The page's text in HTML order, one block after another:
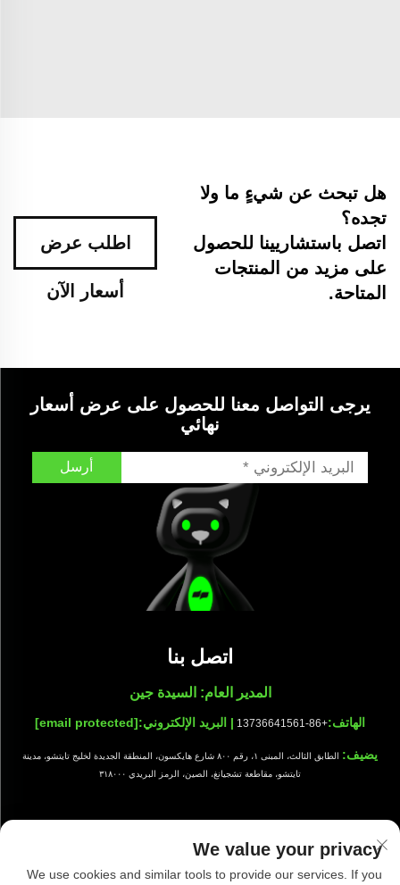
هل تبحث عن شيءٍ ما ولا
تجده؟
اتصل باستشاريينا للحصول
على مزيد من المنتجات
المتاحة.
اطلب عرض
أسعار الآن
يرجى التواصل معنا للحصول على عرض أسعار
نهائي
أرسل
اتصل بنا
المدير العام: السيدة جين
الهاتف:+86-13736641561 | البريد الإلكتروني:[email protected]
يضيف:
الطابق الثالث، المبنى ١، رقم ٨٠٠ شارع هايكسون، المنطقة الجديدة لخليج تايتشو، مدينة
تايتشو، مقاطعة تشجيانغ، الصين، الرمز البريدي ٣١٨٠٠٠
جميع الحقوق محفوظة © شركة تايزهو شيوانج للتجهيزات النظيفة المحدودة |
We value your privacy
We use cookies and similar tools to provide our services. If you